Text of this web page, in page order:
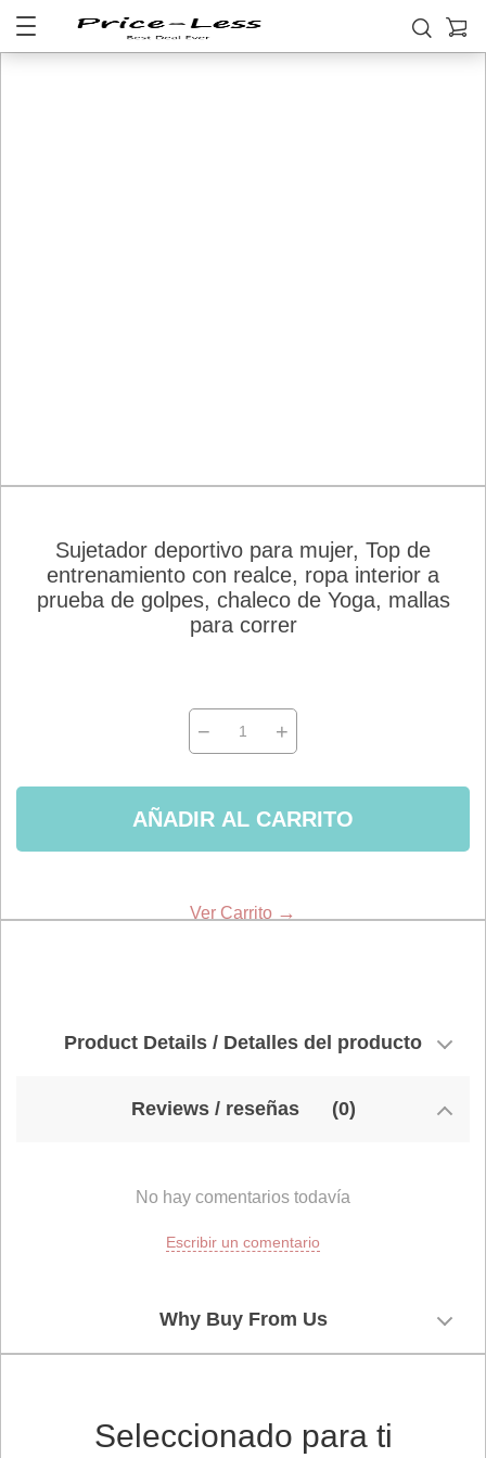
Sujetador deportivo para mujer, Top de
entrenamiento con realce, ropa interior a
prueba de golpes, chaleco de Yoga, mallas
para correr
− +
AÑADIR AL CARRITO
Ver Carrito →
Product Details / Detalles del producto
Reviews / reseñas (0)
No hay comentarios todavía
Escribir un comentario
Why Buy From Us
Seleccionado para ti